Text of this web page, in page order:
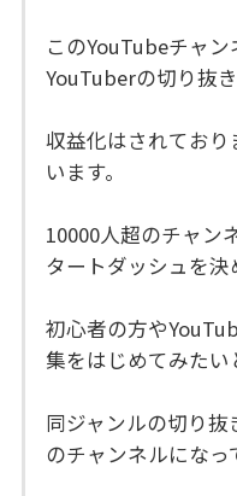
このYouTubeチャ
YouTuberの切り抜
収益化はされてお
います。
10000人超のチャン
タートダッシュを決
初心者の方や
集をはじめてみたい
同ジャンルの切り
のチャンネルになっ